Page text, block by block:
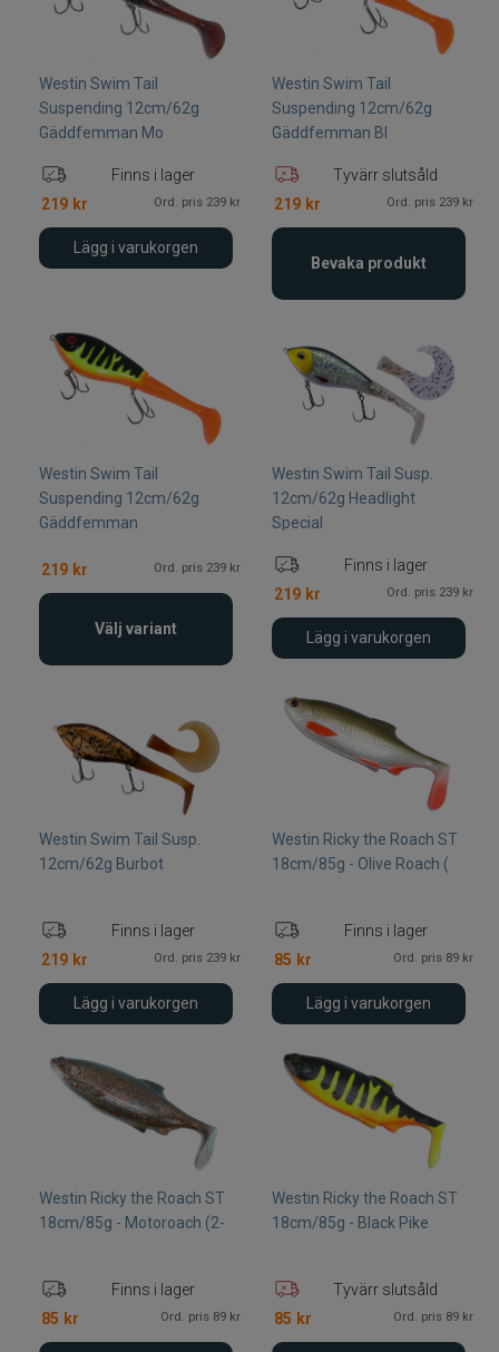
Westin Swim Tail
Suspending 12cm/62g
Gäddfemman Mo
Finns i lager
219 kr Ord. pris 239 kr
Lägg i varukorgen
Westin Swim Tail
Suspending 12cm/62g
Gäddfemman Bl
Tyvärr slutsåld
219 kr Ord. pris 239 kr
Bevaka produkt
Westin Swim Tail
Suspending 12cm/62g
Gäddfemman
219 kr Ord. pris 239 kr
Välj variant
Westin Swim Tail Susp.
12cm/62g Headlight
Special
Finns i lager
219 kr Ord. pris 239 kr
Lägg i varukorgen
Westin Swim Tail Susp.
12cm/62g Burbot
Finns i lager
219 kr Ord. pris 239 kr
Lägg i varukorgen
Westin Ricky the Roach ST
18cm/85g - Olive Roach (
Finns i lager
85 kr Ord. pris 89 kr
Lägg i varukorgen
Westin Ricky the Roach ST
18cm/85g - Motoroach (2-
Finns i lager
85 kr Ord. pris 89 kr
Westin Ricky the Roach ST
18cm/85g - Black Pike
Tyvärr slutsåld
85 kr Ord. pris 89 kr